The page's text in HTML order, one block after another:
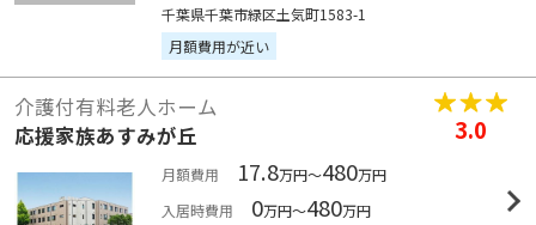
千葉県千葉市緑区土気町1583-1
月額費用が近い
介護付有料老人ホーム
応援家族あすみが丘
3.0
月額費用 17.8万円～480万円
入居時費用
0万円～480万円